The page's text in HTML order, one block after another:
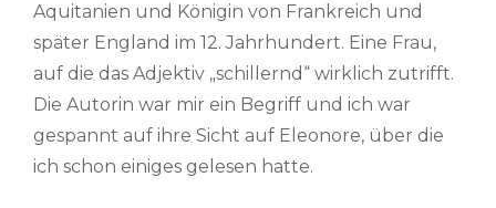
Aquitanien und Königin von Frankreich und
später England im 12. Jahrhundert. Eine Frau,
auf die das Adjektiv „schillernd“ wirklich zutrifft.
Die Autorin war mir ein Begriff und ich war
gespannt auf ihre Sicht auf Eleonore, über die
ich schon einiges gelesen hatte.